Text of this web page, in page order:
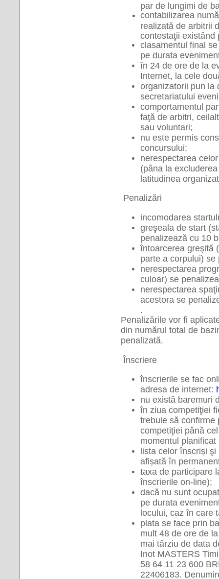
par de lungimi de
contabilizarea
realizată de arbitrii
contestaţii existând
clasamentul final
pe durata
în 24 de ore de la
Internet, la cele
organizatorii pun la
secretariatului
comportamentul
faţă de arbitri,
sau voluntari;
nu este permis
concursului;
nerespectarea
(pâna la
latitudinea
Penalizări
incomodarea
greşeala de start
penalizează cu 10
întoarcerea greşită
parte a corpului)
nerespectarea
culoar) se
nerespectarea
acestora se
.
Penalizările vor fi
din numărul total de
penalizată.
Înscriere
înscrierile se fac
adresa de internet:
nu există baremuri
în ziua competiţiei
trebuie să confirme
competiţiei până
momentul planificat
lista celor înscriși
afișată în
taxa de participare
înscrierile on-line);
dacă nu sunt
pe durata
locului, caz în care
plata se face prin
mult 48 de ore de
mai târziu de data
Inot MASTERS
58 64 11 23 600
22406183.